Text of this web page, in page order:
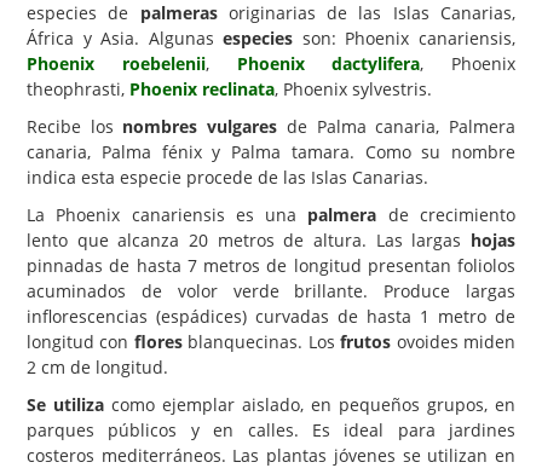
Animales
Hongos
Carencias
Fotos
Flores y Plantas
Árboles y Palmeras
Arbustos y Trepadoras
Cactus y Suculentas
especies de palmerasoriginarias de las Islas Canarias,
África y Asia. Algunasespecies son: Phoenix canariensis,
Phoenix roebelenii, Phoenix dactylifera, Phoenix
theophrasti, Phoenix reclinata, Phoenix sylvestris.
Recibe los nombres vulgares de Palma canaria, Palmera
canaria, Palma fénix y Palma tamara. Como su nombre
indica esta especie procede de las Islas Canarias.
La Phoenix canariensis es una palmera de crecimiento
lento que alcanza 20 metros de altura. Las largas hojas
pinnadas de hasta 7 metros de longitud presentan foliolos
acuminados de volor verde brillante. Produce largas
inflorescencias (espádices) curvadas de hasta 1 metro de
longitud con floresblanquecinas. Losfrutos ovoides miden
2 cm de longitud.
Se utiliza como ejemplar aislado, en pequeños grupos, en
parques públicos y en calles. Es ideal para jardines
costeros mediterráneos. Las plantas jóvenes se utilizan en